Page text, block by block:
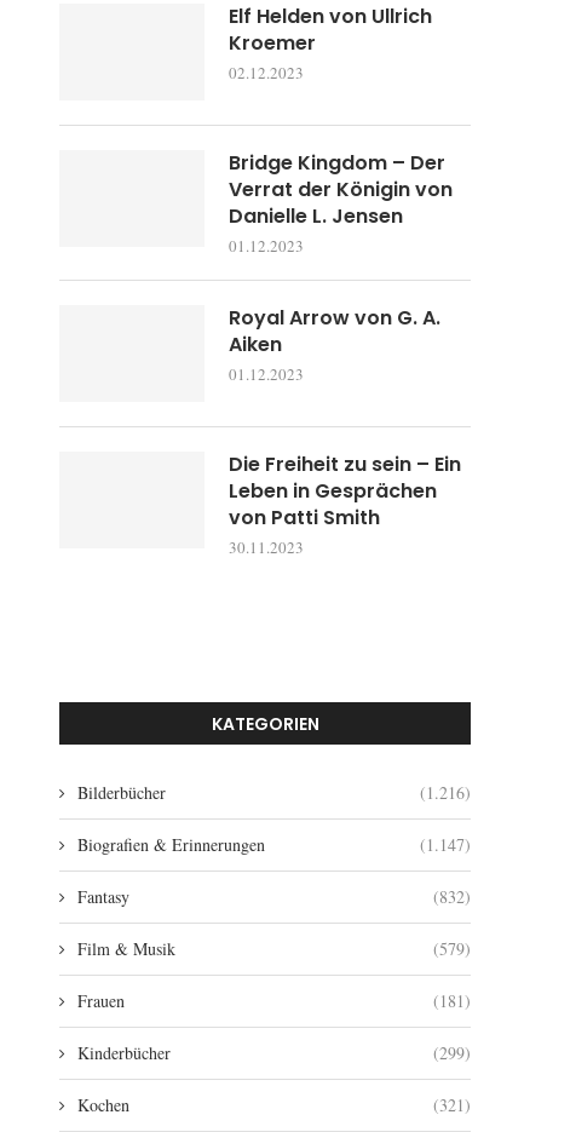
Elf Helden von Ullrich
Kroemer
02.12.2023
Bridge Kingdom – Der
Verrat der Königin von
Danielle L. Jensen
01.12.2023
Royal Arrow von G. A.
Aiken
01.12.2023
Die Freiheit zu sein – Ein
Leben in Gesprächen
von Patti Smith
30.11.2023
KATEGORIEN
Bilderbücher (1.216)
Biografien & Erinnerungen (1.147)
Fantasy (832)
Film & Musik (579)
Frauen (181)
Kinderbücher (299)
Kochen (321)